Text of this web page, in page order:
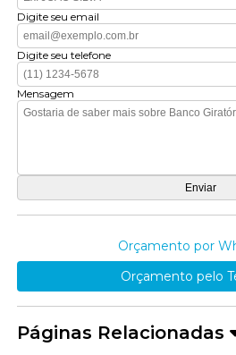
Digite seu email
Digite seu telefone
Mensagem
Orçamento por
Orçamento pelo
Páginas Relacionadas